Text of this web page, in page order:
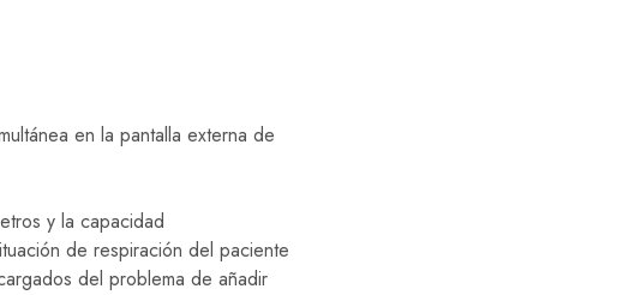
en la pantalla externa de
y la capacidad
de respiración del paciente
del problema de añadir